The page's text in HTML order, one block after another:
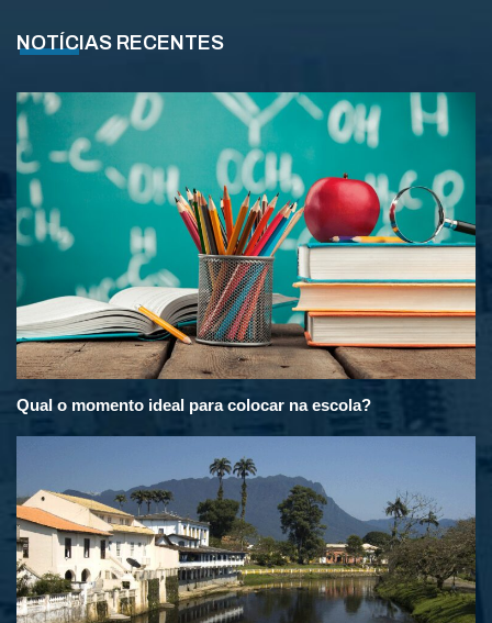
NOTÍCIAS RECENTES
Qual o momento ideal para colocar na escola?